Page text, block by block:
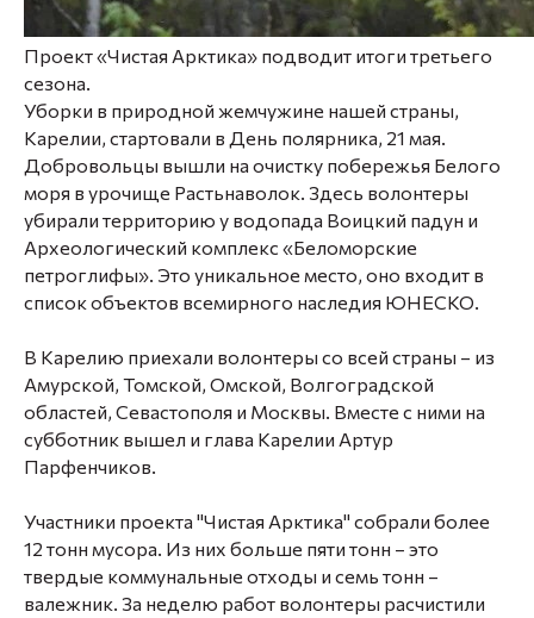
Проект «Чистая Арктика» подводит итоги третьего
сезона.
Уборки в природной жемчужине нашей страны,
Карелии, стартовали в День полярника, 21 мая.
Добровольцы вышли на очистку побережья Белого
моря в урочище Растьнаволок. Здесь волонтеры
убирали территорию у водопада Воицкий падун и
Археологический комплекс «Беломорские
петроглифы». Это уникальное место, оно входит в
список объектов всемирного наследия ЮНЕСКО.
В Карелию приехали волонтеры со всей страны – из
Амурской, Томской, Омской, Волгоградской
областей, Севастополя и Москвы. Вместе с ними на
субботник вышел и глава Карелии Артур
Парфенчиков.
Участники проекта "Чистая Арктика" собрали более
12 тонн мусора. Из них больше пяти тонн – это
твердые коммунальные отходы и семь тонн –
валежник. За неделю работ волонтеры расчистили